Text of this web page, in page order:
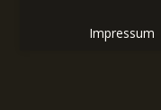
Impressum